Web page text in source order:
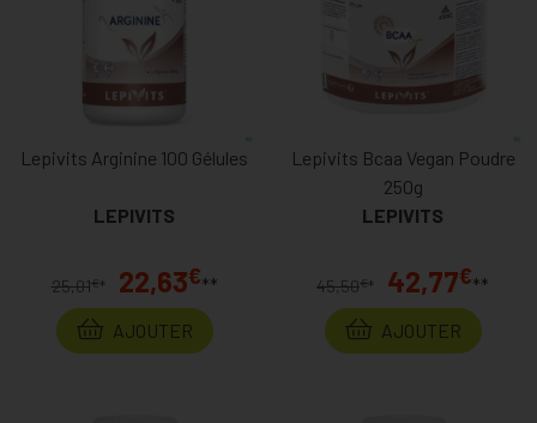
Lepivits Arginine 100 Gélules
LEPIVITS
25,01€ * 22,63€**
AJOUTER
Lepivits Bcaa Vegan Poudre
250g
LEPIVITS
45,50€* 42,77€**
AJOUTER